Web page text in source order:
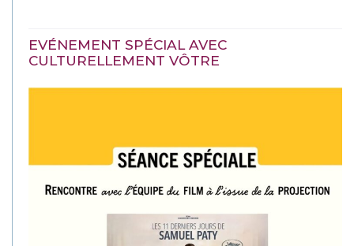
EVÉNEMENT SPÉCIAL AVEC
CULTURELLEMENT VÔTRE